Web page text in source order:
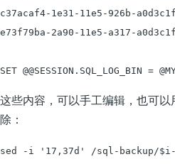
c37acaf4-1e31-11e5-926b-
e73f79ba-2a90-11e5-a317-
SET @@SESSION.SQL_LOG_BIN =
这些内容，可以手工编辑，也可
除：
sed -i '17,37d' /sql-backup/$i-